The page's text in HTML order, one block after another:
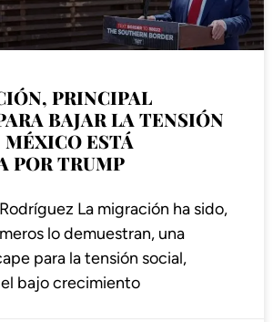
PRINCIPAL
BAJAR LA TENSIÓN
ESTÁ
POR TRUMP
La migración ha sido,
lo demuestran, una
para la tensión social,
bajo crecimiento